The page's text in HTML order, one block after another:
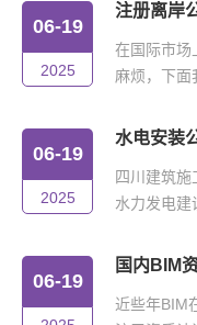
06-19
2025
注册离岸
在国际市场
麻烦，下面
06-19
2025
水电安装
四川建筑
水力发电建
06-19
国内BIM
近些年BIM